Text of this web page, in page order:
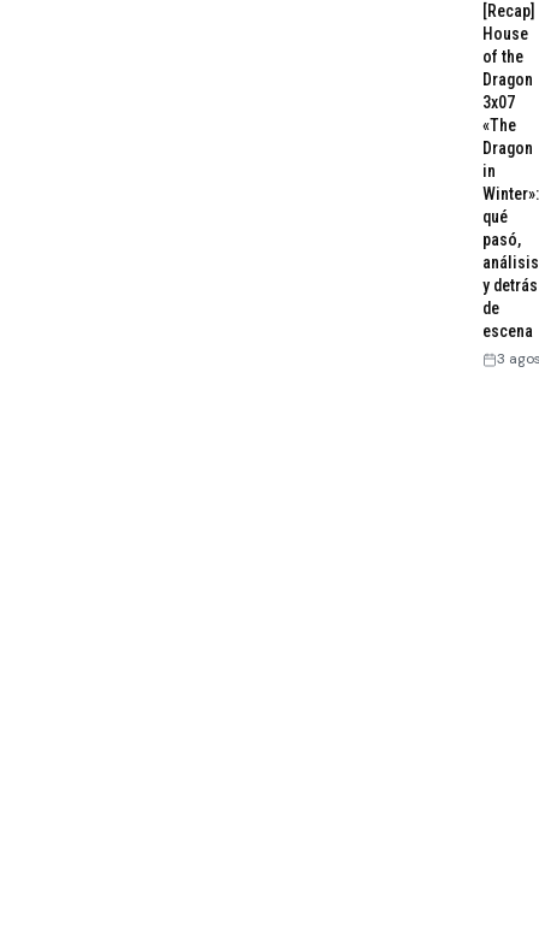
[Recap]
House
of the
Dragon
3x07
«The
Dragon
in
Winter»:
qué
pasó,
análisis
y detrás
de
escena
3